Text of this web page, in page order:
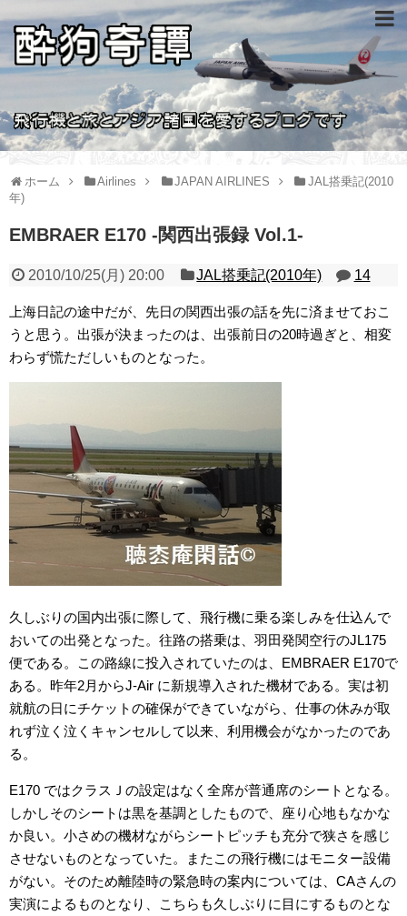
ホーム Airlines JAPAN AIRLINES
JAL搭乗記(2010
年)
EMBRAER E170 -関西出張録 Vol.1-
2010/10/25(月) 20:00 JAL搭乗記(2010年) 14
上海日記の途中だが、先日の関西出張の話を先に済ませておこ
うと思う。出張が決まったのは、出張前日の20時過ぎと、相変
わらず慌ただしいものとなった。
久しぶりの国内出張に際して、飛行機に乗る楽しみを仕込んで
おいての出発となった。往路の搭乗は、羽田発関空行のJL175
便である。この路線に投入されていたのは、EMBRAER E170で
ある。昨年2月からJ-Air に新規導入された機材である。実は初
就航の日にチケットの確保ができていながら、仕事の休みが取
れず泣く泣くキャンセルして以来、利用機会がなかったのであ
る。
E170 ではクラスＪの設定はなく全席が普通席のシートとなる。
しかしそのシートは黒を基調としたもので、座り心地もなかな
か良い。小さめの機材ながらシートピッチも充分で狭さを感じ
させないものとなっていた。またこの飛行機にはモニター設備
がない。そのため離陸時の緊急時の案内については、CAさんの
実演によるものとなり、こちらも久しぶりに目にするものとな